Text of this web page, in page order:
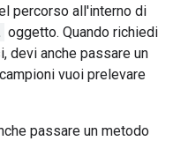
percorso all'interno di
oggetto. Quando richiedi
devi anche passare un
vuoi prelevare
passare un metodo